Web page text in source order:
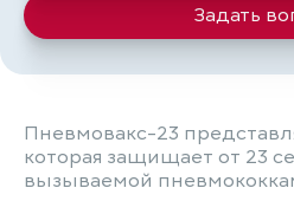
Задать
Пневмовакс-23
которая защищает от 23
вызываемой